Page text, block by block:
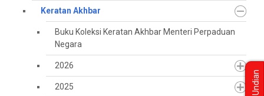
Keratan Akhbar
Buku Koleksi Keratan Akhbar Menteri Perpaduan
Negara
2026
2025 Undian